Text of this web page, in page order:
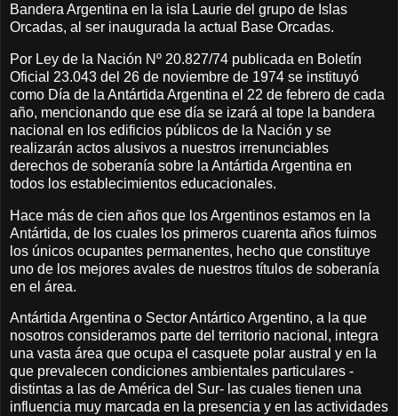
Bandera Argentina en la isla Laurie del grupo de Islas
Orcadas, al ser inaugurada la actual Base Orcadas.
Por Ley de la Nación Nº 20.827/74 publicada en Boletín
Oficial 23.043 del 26 de noviembre de 1974 se instituyó
como Día de la Antártida Argentina el 22 de febrero de cada
año, mencionando que ese día se izará al tope la bandera
nacional en los edificios públicos de la Nación y se
realizarán actos alusivos a nuestros irrenunciables
derechos de soberanía sobre la Antártida Argentina en
todos los establecimientos educacionales.
Hace más de cien años que los Argentinos estamos en la
Antártida, de los cuales los primeros cuarenta años fuimos
los únicos ocupantes permanentes, hecho que constituye
uno de los mejores avales de nuestros títulos de soberanía
en el área.
Antártida Argentina o Sector Antártico Argentino, a la que
nosotros consideramos parte del territorio nacional, integra
una vasta área que ocupa el casquete polar austral y en la
que prevalecen condiciones ambientales particulares -
distintas a las de América del Sur- las cuales tienen una
influencia muy marcada en la presencia y en las actividades